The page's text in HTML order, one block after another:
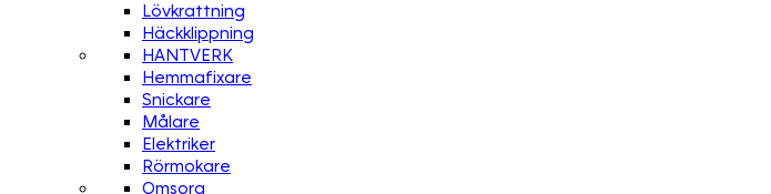
Lövkrattning
Häckklippning
HANTVERK
Hemmafixare
Snickare
Målare
Elektriker
Rörmokare
Omsorg